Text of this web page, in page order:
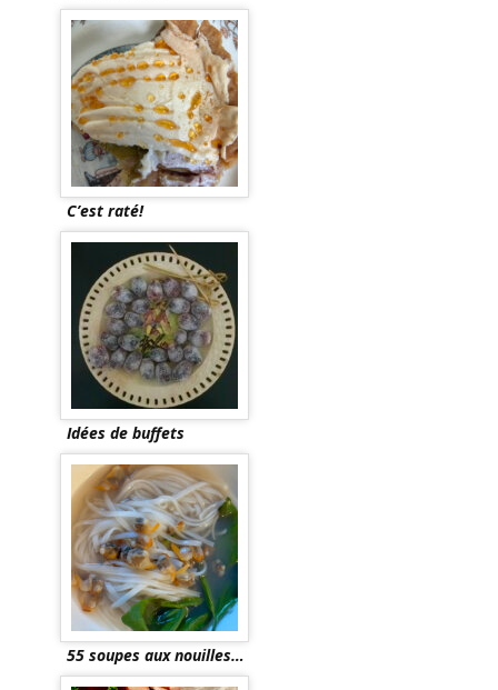
C’est raté!
Idées de buffets
55 soupes aux nouilles…